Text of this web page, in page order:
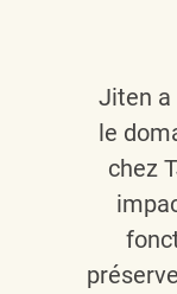
Jiten a
le
chez